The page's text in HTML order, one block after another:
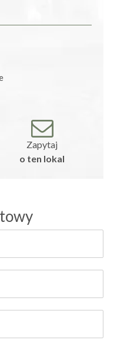
Zapytaj
o ten lokal